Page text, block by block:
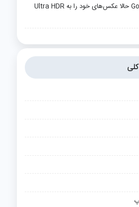
با Google Photos حالا عکس‌های خود را به Ultra HDR